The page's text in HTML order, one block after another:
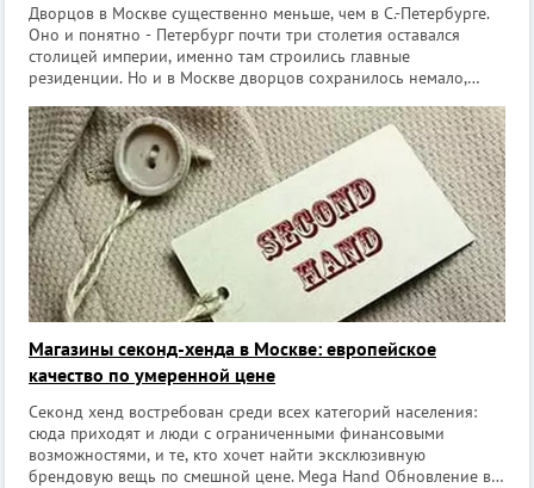
Дворцов в Москве существенно меньше, чем в С.-Петербурге.
Оно и понятно - Петербург почти три столетия оставался
столицей империи, именно там строились главные
резиденции. Но и в Москве дворцов сохранилось немало,
иначе. Долгое время она оста
Магазины секонд-хенда в Москве: европейское
качество по умеренной цене
Секонд хенд востребован среди всех категорий населения:
сюда приходят и люди с ограниченными финансовыми
возможностями, и те, кто хочет найти эксклюзивную
брендовую вещь по смешной цене. Mega Hand Обновление в